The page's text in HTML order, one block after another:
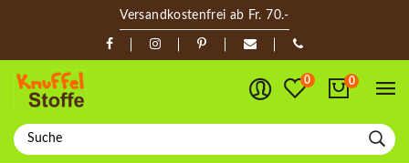
Versandkostenfrei ab Fr. 70.-
0 0